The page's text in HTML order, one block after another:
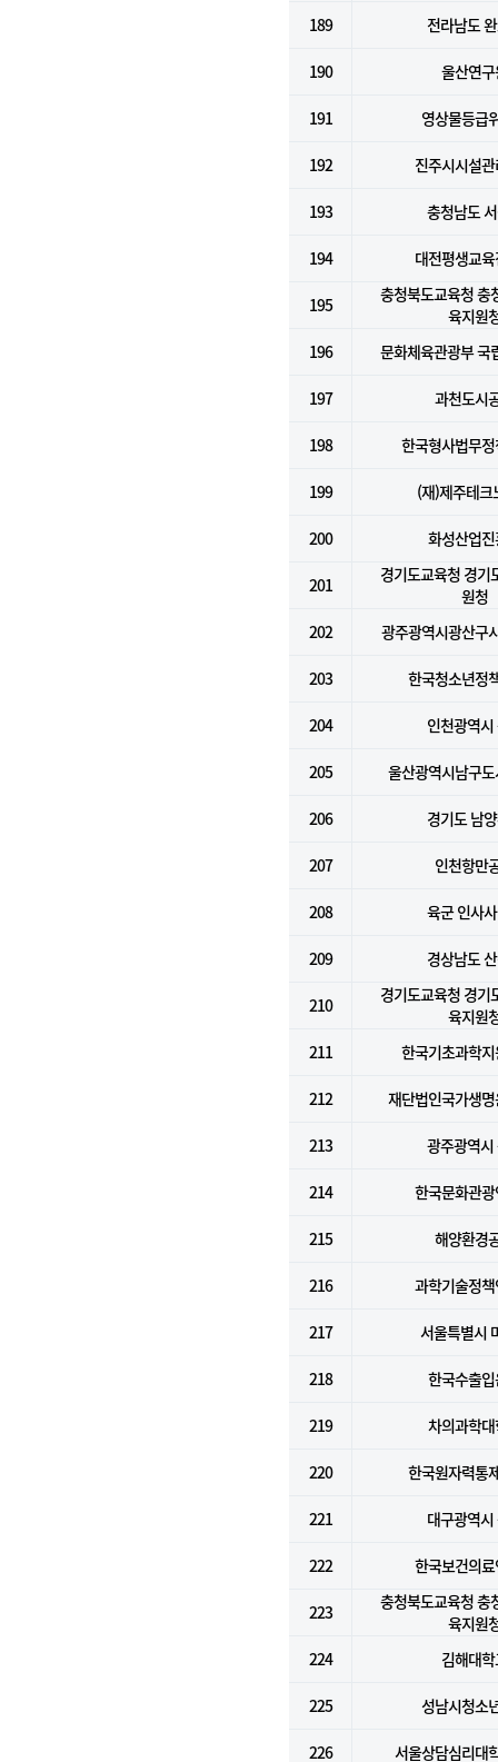
189 전라남도
190 울산연
191 영상물등급
192 진주시시설
193 충청남도
194 대전평생교
195
충청북도교육청 충
육지원
196
문화체육관광부 국
197 과천도시
198 한국형사법무
199 (재)제주테크
200 화성산업
201
경기도교육청 경기
원청
202
광주광역시광산구
203 한국청소년정
204 인천광역시
205 울산광역시남구
206 경기도 남
207 인천항만
208 육군 인사
209 경상남도
210
경기도교육청 경기
육지원
211
한국기초과학
212 재단법인국가생
213 광주광역시
214 한국문화관
215 해양환경
216 과학기술정
217 서울특별시
218 한국수출
219 차의과학
220 한국원자력통
221 대구광역시
222 한국보건의
223
충청북도교육청 충
육지원
224
김해대
225 성남시청소
226 서울상담심리대